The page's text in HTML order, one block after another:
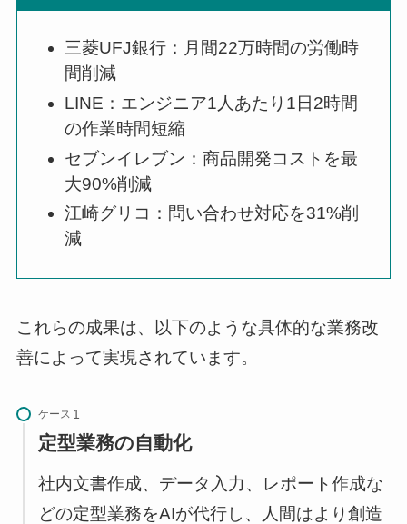
三菱UFJ銀行：月間22万時間の労働時
間削減
LINE：エンジニア1人あたり1日2時間
の作業時間短縮
セブンイレブン：商品開発コストを最
大90%削減
江崎グリコ：問い合わせ対応を31%削
減
これらの成果は、以下のような具体的な業務改
善によって実現されています。
ケース
定型業務の自動化
社内文書作成、データ入力、レポート作成な
どの定型業務をAIが代行し、人間はより創造